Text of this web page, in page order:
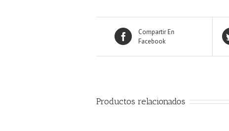
Compartir En
Facebook
Productos relacionados